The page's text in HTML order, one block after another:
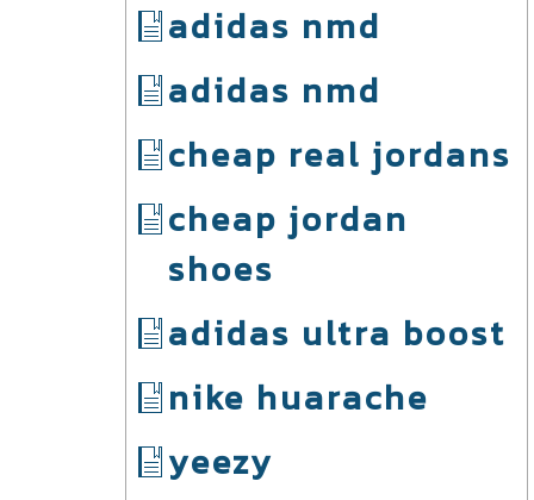
adidas nmd
adidas nmd
cheap real jordans
cheap jordan
shoes
adidas ultra boost
nike huarache
yeezy